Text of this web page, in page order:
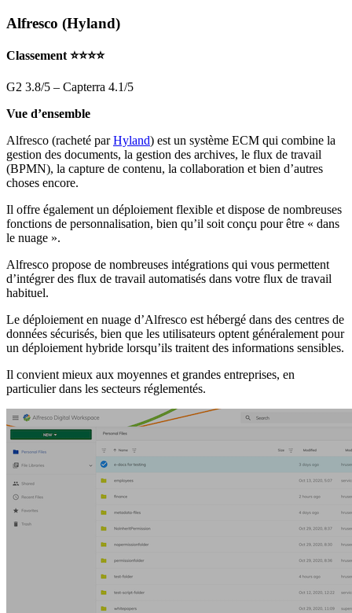
Alfresco (Hyland)
Classement ⭐⭐⭐⭐
G2 3.8/5 – Capterra 4.1/5
Vue d’ensemble
Alfresco (racheté parHyland) est un système ECM qui combine la
gestion des documents, la gestion des archives, le flux de travail
(BPMN), la capture de contenu, la collaboration et bien d’autres
choses encore.
Il offre également un déploiement flexible et dispose de nombreuses
fonctions de personnalisation, bien qu’il soit conçu pour être « dans
le nuage ».
Alfresco propose de nombreuses intégrations qui vous permettent
d’intégrer des flux de travail automatisés dans votre flux de travail
habituel.
Le déploiement en nuage d’Alfresco est hébergé dans des centres de
données sécurisés, bien que les utilisateurs optent généralement pour
un déploiement hybride lorsqu’ils traitent des informations sensibles.
Il convient mieux aux moyennes et grandes entreprises, en
particulier dans les secteurs réglementés.